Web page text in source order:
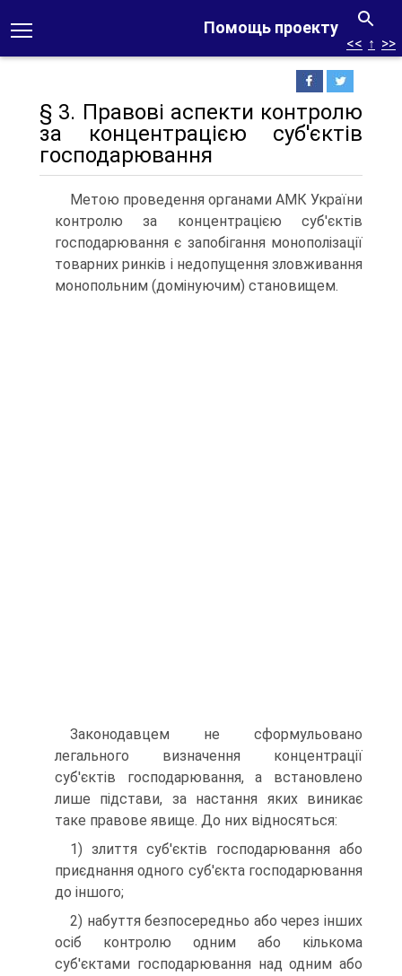
Помощь проекту
<< ↑ >>
§ 3. Правові аспекти контролю
за концентрацією суб'єктів
господарювання
Метою проведення органами АМК України
контролю за концентрацією суб'єктів
господарювання є запобігання мо­нополізації
товарних ринків і недопущення зловживання
монопольним (домінуючим) становищем.
Законодавцем не сформульовано
легального визначення концентрації
суб'єктів господарювання, а встановлено
лише підстави, за настання яких виникає
таке правове явище. До них відносяться:
1) злиття суб'єктів господарювання або
приєднання од­ного суб'єкта господарювання
до іншого;
2) набуття безпосередньо або через інших
осіб контролю одним або кількома
суб'єктами господарювання над одним або